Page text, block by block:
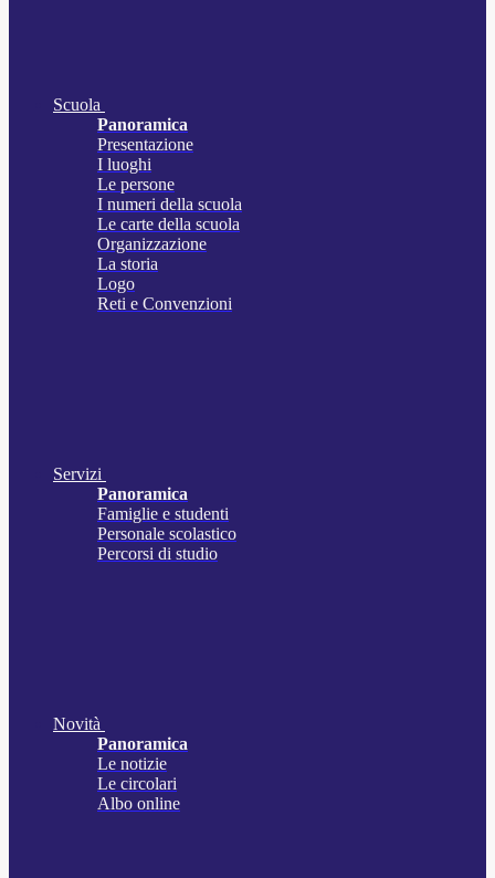
Scuola
Panoramica
Presentazione
I luoghi
Le persone
I numeri della scuola
Le carte della scuola
Organizzazione
La storia
Logo
Reti e Convenzioni
Servizi
Panoramica
Famiglie e studenti
Personale scolastico
Percorsi di studio
Novità
Panoramica
Le notizie
Le circolari
Albo online